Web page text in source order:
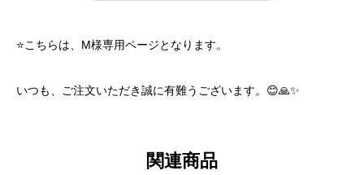
⭐️こちらは、M様専用ページとなります。
いつも、ご注文いただき誠に有難うございます。😊🙏✨
関連商品